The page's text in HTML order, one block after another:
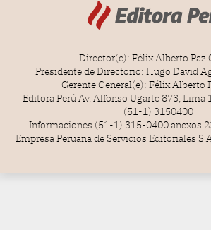
Director(e): Félix Alberto Paz
Presidente de Directorio: Hugo David
Gerente General(e): Félix Alberto
Editora Perú Av. Alfonso Ugarte 873, Lima
(51-1) 3150400
Informaciones (51-1) 315-0400 anexos
Empresa Peruana de Servicios Editoriales